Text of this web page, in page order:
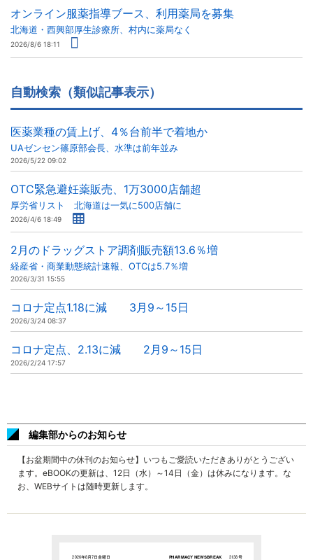
オンライン服薬指導ブース、利用薬局を募集
北海道・西興部厚生診療所、村内に薬局なく
2026/8/6 18:11
自動検索（類似記事表示）
医薬業種の賃上げ、4％台前半で着地か
UAゼンセン篠原部会長、水準は前年並み
2026/5/22 09:02
OTC緊急避妊薬販売、1万3000店舗超
厚労省リスト 北海道は一気に500店舗に
2026/4/6 18:49
2月のドラッグストア調剤販売額13.6％増
経産省・商業動態統計速報、OTCは5.7％増
2026/3/31 15:55
コロナ定点1.18に減 3月9～15日
2026/3/24 08:37
コロナ定点、2.13に減 2月9～15日
2026/2/24 17:57
編集部からのお知らせ
【お盆期間中の休刊のお知らせ】いつもご愛読いただきありがとうござい
ます。eBOOKの更新は、12日（水）～14日（金）は休みになります。な
お、WEBサイトは随時更新します。